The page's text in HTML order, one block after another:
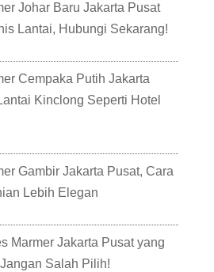
Johar Baru Jakarta Pusat
Lantai, Hubungi Sekarang!
Cempaka Putih Jakarta
Kinclong Seperti Hotel
Gambir Jakarta Pusat, Cara
Lebih Elegan
Marmer Jakarta Pusat yang
Salah Pilih!